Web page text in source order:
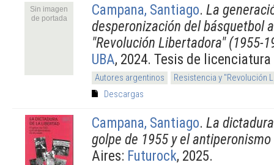
Sin imagen
de portada
Campana, Santiago. La
desperonización del básquetbol
"Revolución Libertadora" (1955-
UBA, 2024. Tesis de licenciatura
Autores argentinos
Resistencia y "Revolución
Descargas
Campana, Santiago. La
golpe de 1955 y el
Aires: Futurock, 2025.